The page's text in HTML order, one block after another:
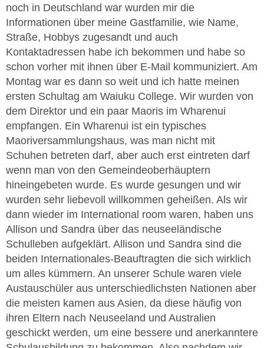
noch in Deutschland war wurden mir die
Informationen über meine Gastfamilie, wie Name,
Straße, Hobbys zugesandt und auch
Kontaktadressen habe ich bekommen und habe so
schon vorher mit ihnen über E-Mail kommuniziert. Am
Montag war es dann so weit und ich hatte meinen
ersten Schultag am Waiuku College. Wir wurden von
dem Direktor und ein paar Maoris im Wharenui
empfangen. Ein Wharenui ist ein typisches
Maoriversammlungshaus, was man nicht mit
Schuhen betreten darf, aber auch erst eintreten darf
wenn man von den Gemeindeoberhäuptern
hineingebeten wurde. Es wurde gesungen und wir
wurden sehr liebevoll willkommen geheißen. Als wir
dann wieder im International room waren, haben uns
Allison und Sandra über das neuseeländische
Schulleben aufgeklärt. Allison und Sandra sind die
beiden Internationales-Beauftragten die sich wirklich
um alles kümmern. An unserer Schule waren viele
Austauschüler aus unterschiedlichsten Nationen aber
die meisten kamen aus Asien, da diese häufig von
ihren Eltern nach Neuseeland und Australien
geschickt werden, um eine bessere und anerkanntere